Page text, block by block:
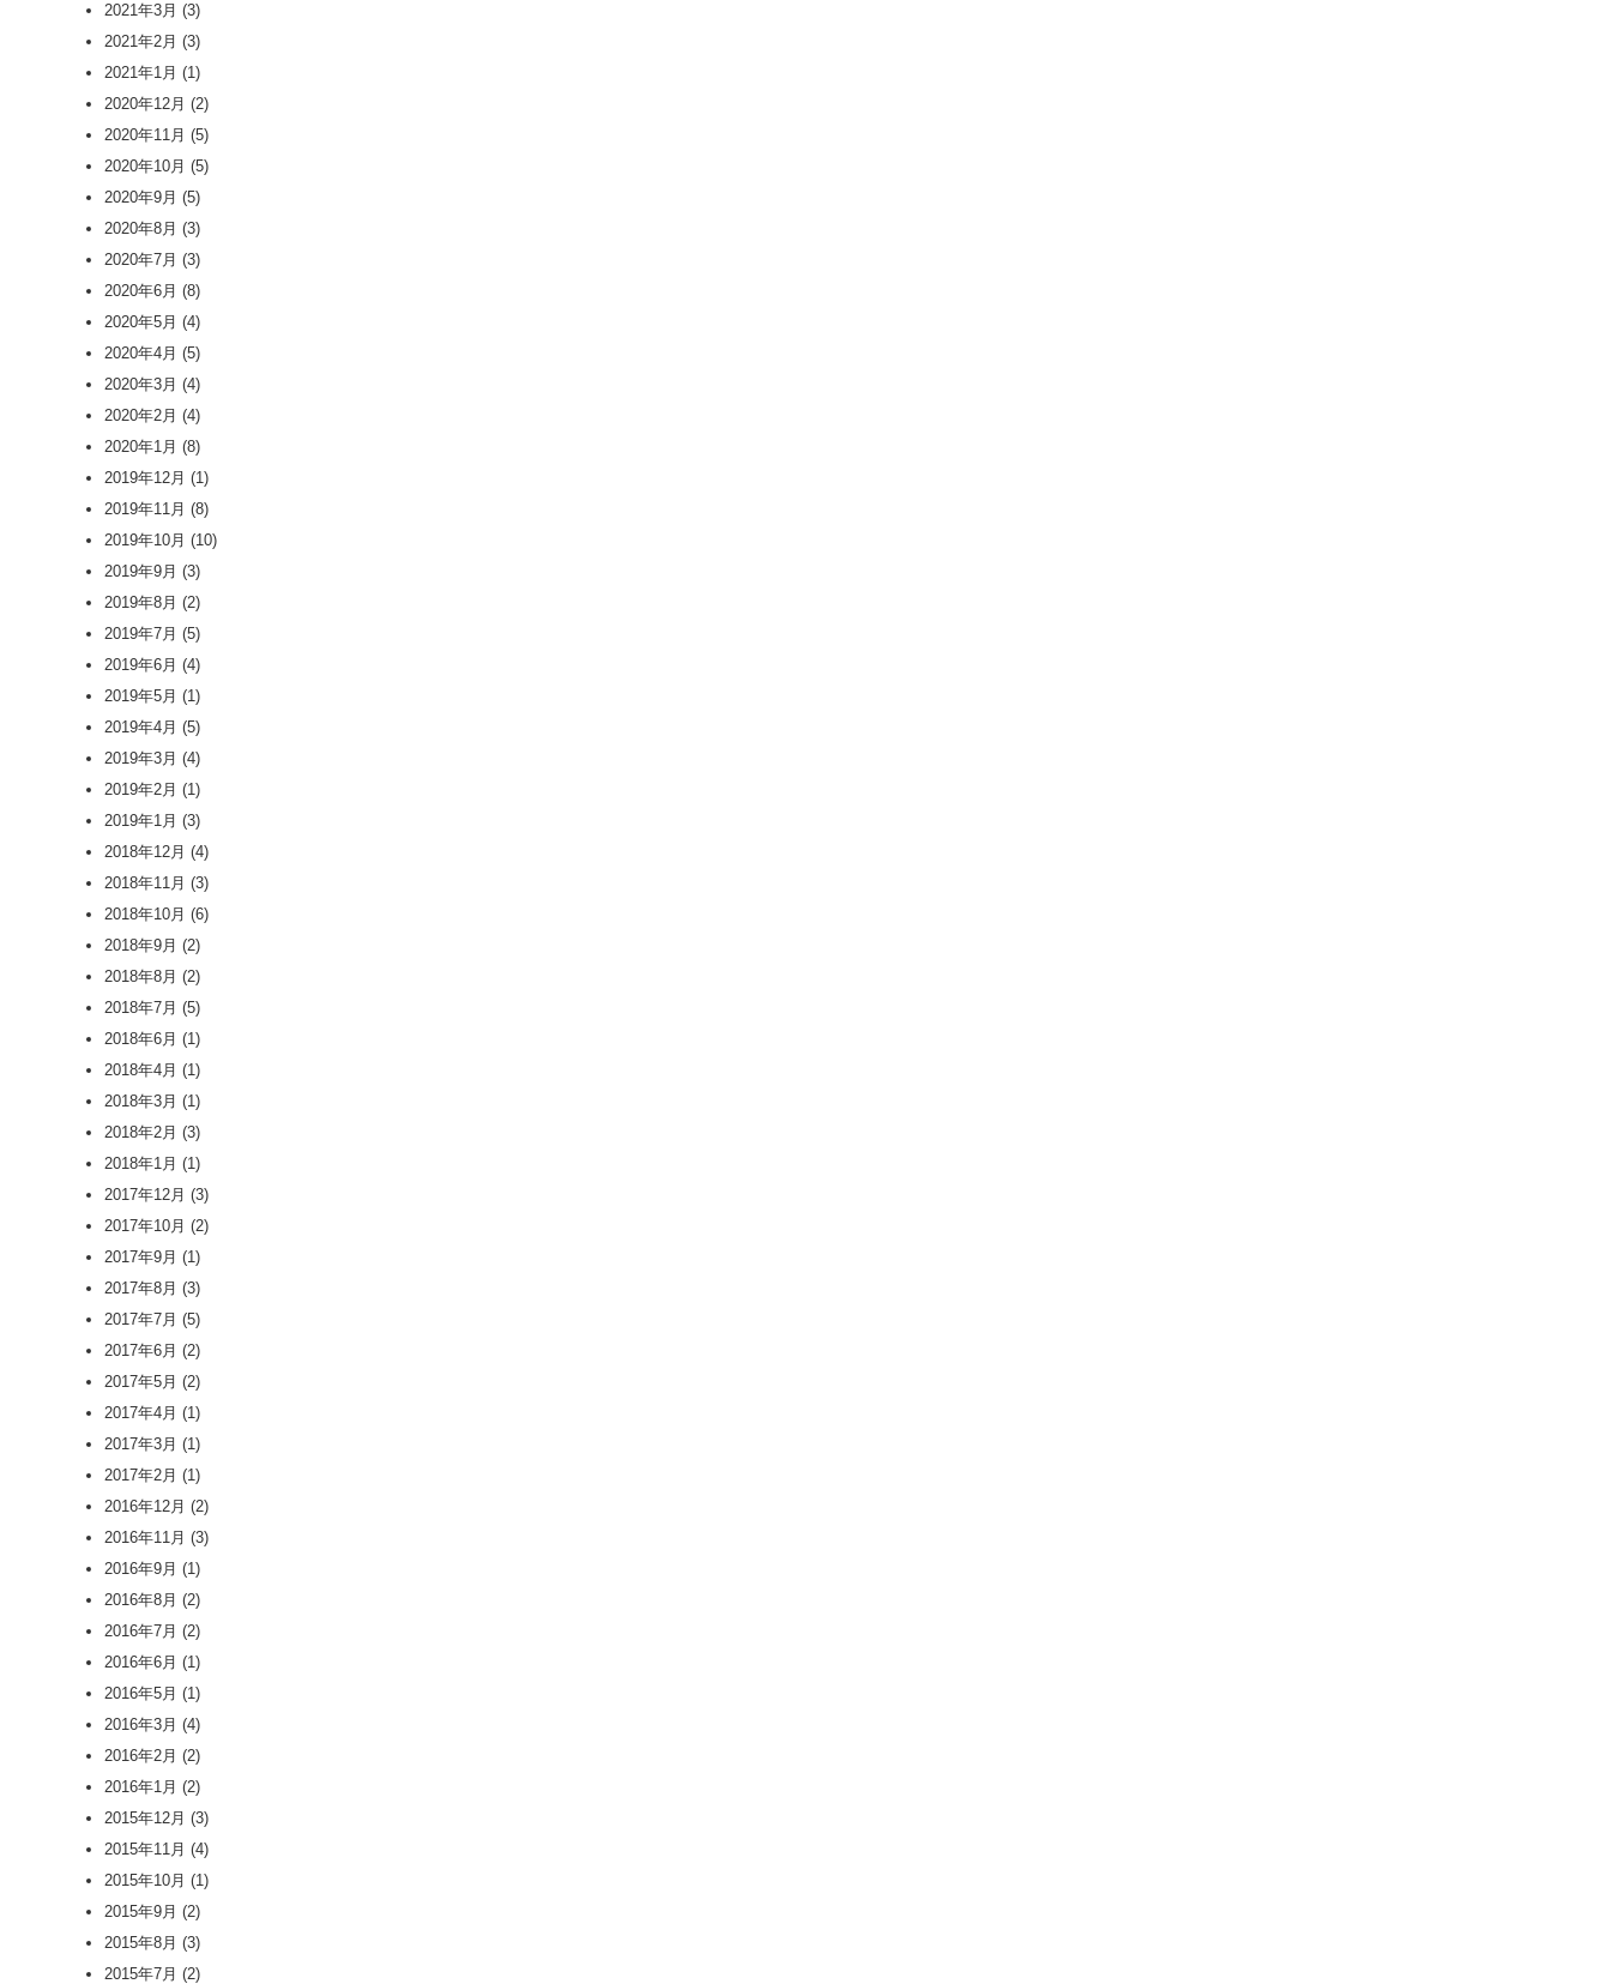
2021年3月 (3)
2021年2月 (3)
2021年1月 (1)
2020年12月 (2)
2020年11月 (5)
2020年10月 (5)
2020年9月 (5)
2020年8月 (3)
2020年7月 (3)
2020年6月 (8)
2020年5月 (4)
2020年4月 (5)
2020年3月 (4)
2020年2月 (4)
2020年1月 (8)
2019年12月 (1)
2019年11月 (8)
2019年10月 (10)
2019年9月 (3)
2019年8月 (2)
2019年7月 (5)
2019年6月 (4)
2019年5月 (1)
2019年4月 (5)
2019年3月 (4)
2019年2月 (1)
2019年1月 (3)
2018年12月 (4)
2018年11月 (3)
2018年10月 (6)
2018年9月 (2)
2018年8月 (2)
2018年7月 (5)
2018年6月 (1)
2018年4月 (1)
2018年3月 (1)
2018年2月 (3)
2018年1月 (1)
2017年12月 (3)
2017年10月 (2)
2017年9月 (1)
2017年8月 (3)
2017年7月 (5)
2017年6月 (2)
2017年5月 (2)
2017年4月 (1)
2017年3月 (1)
2017年2月 (1)
2016年12月 (2)
2016年11月 (3)
2016年9月 (1)
2016年8月 (2)
2016年7月 (2)
2016年6月 (1)
2016年5月 (1)
2016年3月 (4)
2016年2月 (2)
2016年1月 (2)
2015年12月 (3)
2015年11月 (4)
2015年10月 (1)
2015年9月 (2)
2015年8月 (3)
2015年7月 (2)